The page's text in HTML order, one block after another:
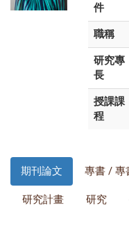
件
職稱
研究專
長
授課課
程
期刊論文 專書 / 專
研究計畫 研究